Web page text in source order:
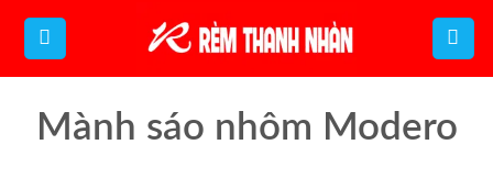
qua
dungMành sáo nhôm Modero